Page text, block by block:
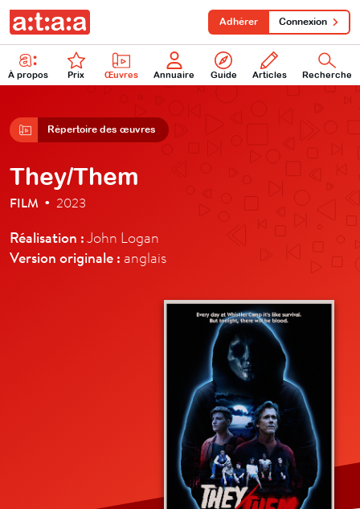
À propos Prix Œuvres Annuaire Guide Articles Recherche
Adhérer Connexion
Répertoire des œuvres
They/Them
FILM • 2023
Réalisation :John Logan
Version originale : anglais